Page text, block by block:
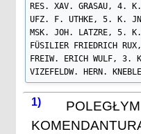
RES. XAV. GRASAU, 4.
UFZ. F. UTHKE, 5. K.
MSK. JOH. LATZRE, 5.
FÜSILIER FRIEDRICH
FREIW. ERICH WULF,
VIZEFELDW. HERN.
1)